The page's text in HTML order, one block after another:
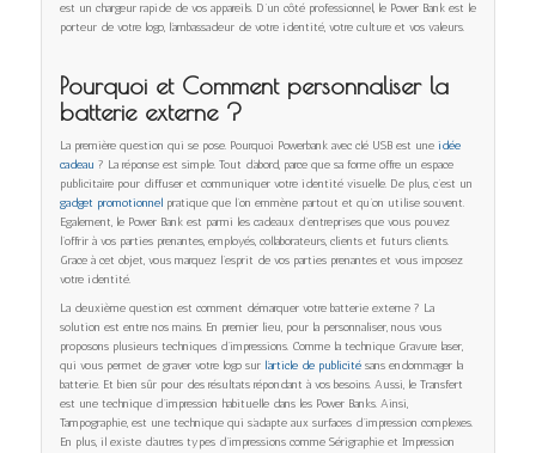
est un chargeur rapide de vos appareils. D’un côté professionnel, le Power Bank est le
porteur de votre logo, l’ambassadeur de votre identité, votre culture et vos valeurs.
Pourquoi et Comment personnaliser la
batterie externe ?
La première question qui se pose. Pourquoi Powerbank avec clé USB est une idée
cadeau ? La réponse est simple. Tout d’abord, parce que sa forme offre un espace
publicitaire pour diffuser et communiquer votre identité visuelle. De plus, c’est un
gadget promotionnelpratique que l’on emmène partout et qu’on utilise souvent.
Egalement, le Power Bank est parmi les cadeaux d’entreprises que vous pouvez
l’offrir à vos parties prenantes, employés, collaborateurs, clients et futurs clients.
Grace à cet objet, vous marquez l’esprit de vos parties prenantes et vous imposez
votre identité.
La deuxième question est comment démarquer votre batterie externe ? La
solution est entre nos mains. En premier lieu, pour la personnaliser, nous vous
proposons plusieurs techniques d’impressions. Comme la technique Gravure laser,
qui vous permet de graver votre logo sur l’article de publicitésans endommager la
batterie. Et bien sûr pour des résultats répondant à vos besoins. Aussi, le Transfert
est une technique d’impression habituelle dans les Power Banks. Ainsi,
Tampographie, est une technique qui s’adapte aux surfaces d’impression complexes.
En plus, il existe d’autres types d’impressions comme Sérigraphie et Impression